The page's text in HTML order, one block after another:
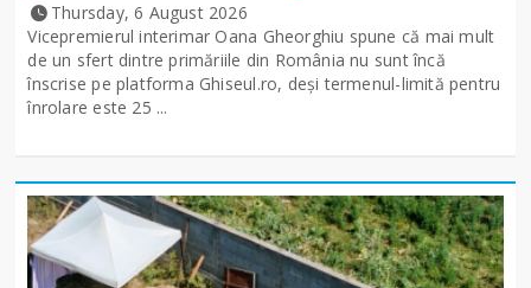
Thursday, 6 August 2026
Vicepremierul interimar Oana Gheorghiu spune că mai mult
de un sfert dintre primăriile din România nu sunt încă
înscrise pe platforma Ghiseul.ro, deși termenul-limită pentru
înrolare este 25 ...